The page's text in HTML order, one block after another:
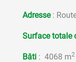
Adresse :
Surface totale
Bâti : 4068 m2